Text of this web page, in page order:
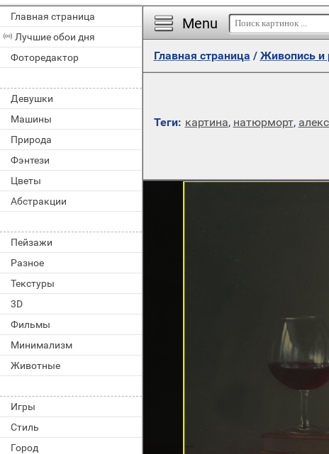
Главная страница
Лучшие обои дня
Фоторедактор
Девушки
Машины
Природа
Фэнтези
Цветы
Абстракции
Пейзажи
Разное
Текстуры
3D
Фильмы
Минимализм
Животные
Игры
Стиль
Город
Menu
Главная страница / Живопись и
Теги: картина, натюрморт,